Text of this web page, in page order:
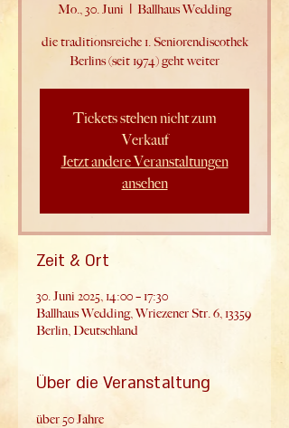
Mo., 30. Juni
  |
Ballhaus Wedding
die traditionsreiche 1. Seniorendiscothek
Berlins (seit 1974) geht weiter
Tickets stehen nicht zum
Verkauf
Jetzt andere Veranstaltungen
ansehen
Zeit & Ort
30. Juni 2025, 14:00 – 17:30
Ballhaus Wedding, Wriezener Str. 6, 13359
Berlin, Deutschland
Über die Veranstaltung
über 50 Jahre